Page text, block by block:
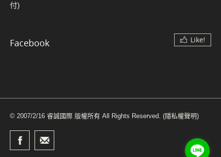
付)
Facebook Like!
© 2007/2/16 睿誠國際 版權所有 All Rights Reserved. (隱私權聲明)